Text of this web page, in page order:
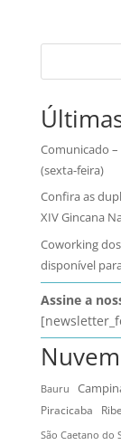
Comunicado –
(sexta-feira)
Confira as
XIV Gincana
Coworking
disponível
Assine a
Bauru
Piracicaba
São Caetano do